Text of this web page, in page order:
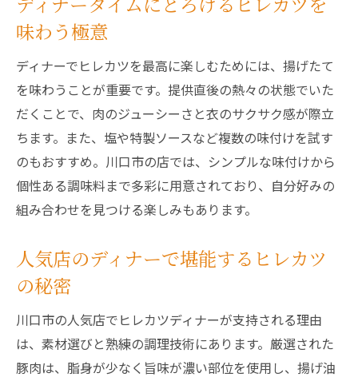
味わう極意
ディナーでヒレカツを最高に楽しむためには、揚げたて
を味わうことが重要です。提供直後の熱々の状態でいた
だくことで、肉のジューシーさと衣のサクサク感が際立
ちます。また、塩や特製ソースなど複数の味付けを試す
のもおすすめ。川口市の店では、シンプルな味付けから
個性ある調味料まで多彩に用意されており、自分好みの
組み合わせを見つける楽しみもあります。
人気店のディナーで堪能するヒレカツ
の秘密
川口市の人気店でヒレカツディナーが支持される理由
は、素材選びと熟練の調理技術にあります。厳選された
豚肉は、脂身が少なく旨味が濃い部位を使用し、揚げ油